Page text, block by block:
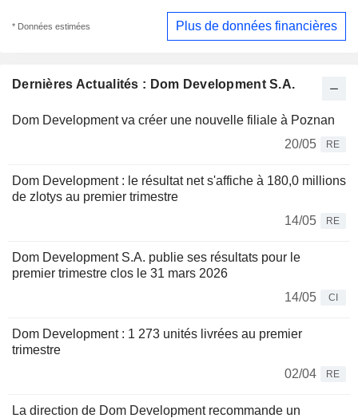
Dernières Actualités : Dom Development S.A.
Dom Development va créer une nouvelle filiale à Poznan
20/05
RE
Dom Development : le résultat net s'affiche à 180,0 millions
de zlotys au premier trimestre
14/05
RE
Dom Development S.A. publie ses résultats pour le
premier trimestre clos le 31 mars 2026
14/05
CI
Dom Development : 1 273 unités livrées au premier
trimestre
02/04
RE
La direction de Dom Development recommande un
* Données estimées Plus de données financières